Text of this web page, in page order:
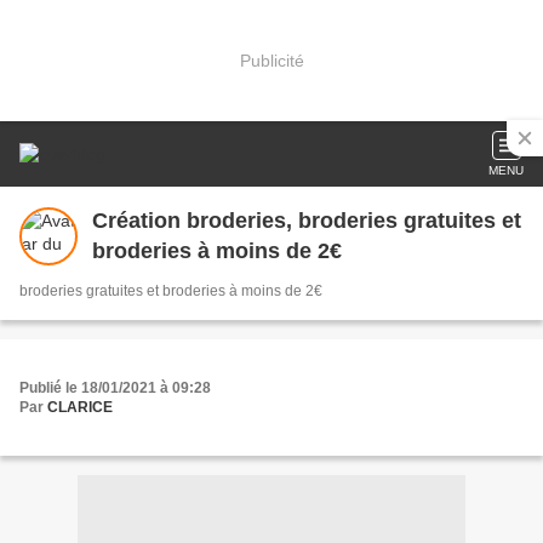
Publicité
MENU
Création broderies, broderies gratuites et
broderies à moins de 2€
broderies gratuites et broderies à moins de 2€
Publié le 18/01/2021 à 09:28
Par CLARICE